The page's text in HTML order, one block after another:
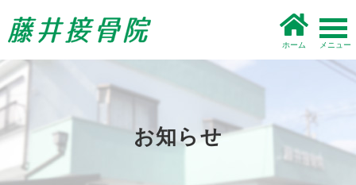
ホーム
お知らせ